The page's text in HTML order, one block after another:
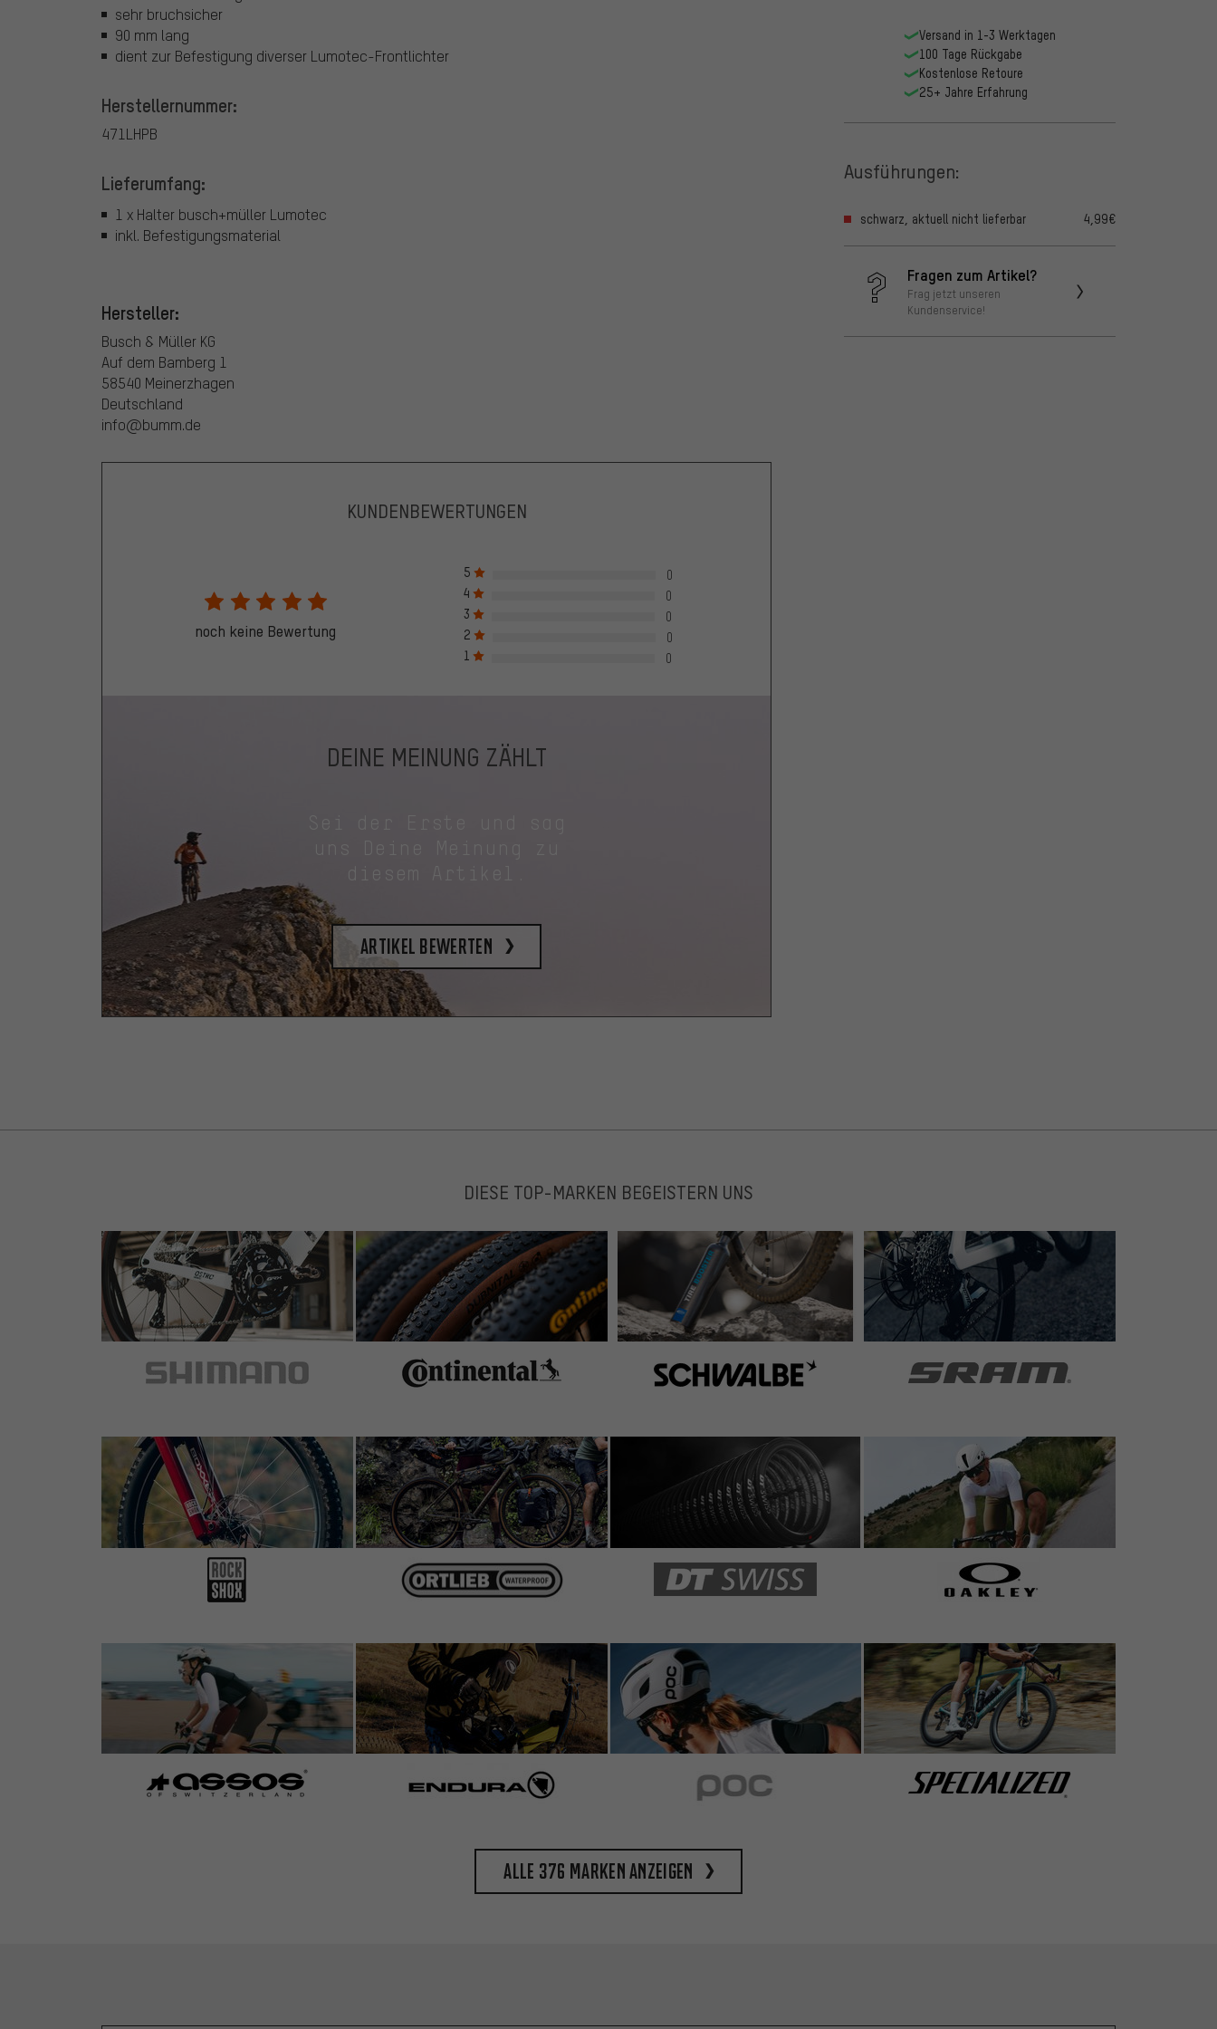
sehr bruchsicher
90 mm lang
dient zur Befestigung diverser Lumotec-Frontlichter
Herstellernummer:
471LHPB
Lieferumfang:
1 x Halter busch+müller Lumotec
inkl. Befestigungsmaterial
Hersteller:
Busch & Müller KG
Auf dem Bamberg 1
58540 Meinerzhagen
Deutschland
info@bumm.de
Versand in 1-3 Werktagen
100 Tage Rückgabe
Kostenlose Retoure
25+ Jahre Erfahrung
Ausführungen:
schwarz, aktuell nicht lieferbar 4,99€
Fragen zum Artikel?
Frag jetzt unseren
Kundenservice!
KUNDENBEWERTUNGEN
noch keine Bewertung
5
0
4
0
3
0
2
0
1
0
DEINE MEINUNG ZÄHLT
diesem Artikel.
Artikel bewerten
DIESE TOP-MARKEN BEGEISTERN UNS
Alle 376 Marken anzeigen